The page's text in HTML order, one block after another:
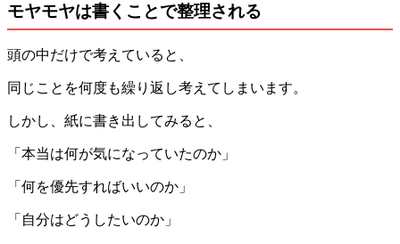
モヤモヤは書くことで整理される
頭の中だけで考えていると、
同じことを何度も繰り返し考えてしまいます。
しかし、紙に書き出してみると、
「本当は何が気になっていたのか」
「何を優先すればいいのか」
「自分はどうしたいのか」